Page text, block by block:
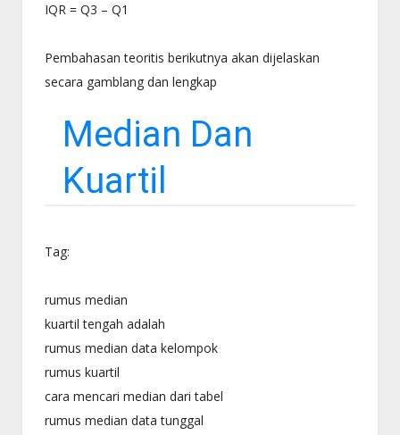
IQR = Q3 – Q1
Pembahasan teoritis berikutnya akan dijelaskan
secara gamblang dan lengkap
Median Dan
Kuartil
Tag:
rumus median
kuartil tengah adalah
rumus median data kelompok
rumus kuartil
cara mencari median dari tabel
rumus median data tunggal